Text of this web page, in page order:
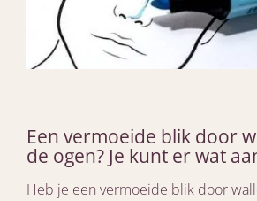
Een vermoeide blik door
de ogen? Je kunt er wat
Heb je een vermoeide blik door